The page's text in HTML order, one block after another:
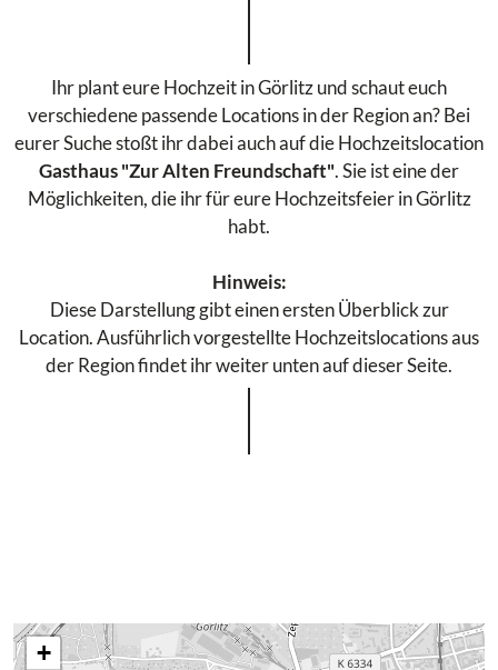
Ihr plant eure Hochzeit in Görlitz und schaut euch
verschiedene passende Locations in der Region an? Bei
eurer Suche stoßt ihr dabei auch auf die Hochzeitslocation
Gasthaus "Zur Alten Freundschaft". Sie ist eine der
Möglichkeiten, die ihr für eure Hochzeitsfeier in Görlitz
habt.
Hinweis:
Diese Darstellung gibt einen ersten Überblick zur
Location. Ausführlich vorgestellte Hochzeitslocations aus
der Region findet ihr weiter unten auf dieser Seite.
+